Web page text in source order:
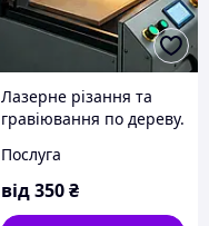
Лазерне різання та
гравіювання по дереву.
фанери
Послуга
від350₴